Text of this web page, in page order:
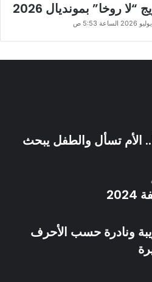
“لا روخا” بمونديال 2026
الأم تسأل والطفل يبحث
ونادرة حسب الأحرف